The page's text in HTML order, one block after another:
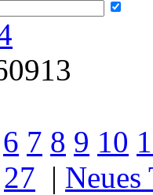
6 7 8 9 10
27 | Neues